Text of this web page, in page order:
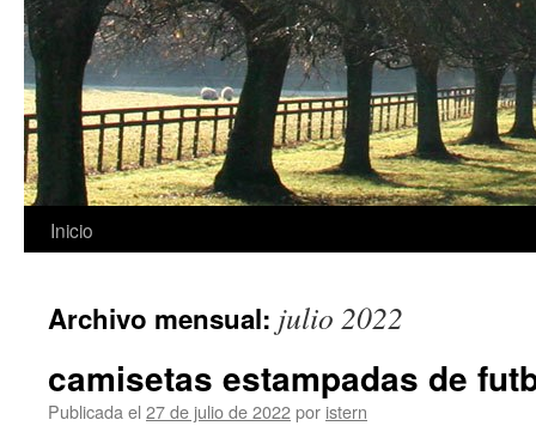
Saltar
contenido
Inicio
Archivo mensual: julio 2022
camisetas estampadas de
Publicada el 27 de julio de 2022por istern